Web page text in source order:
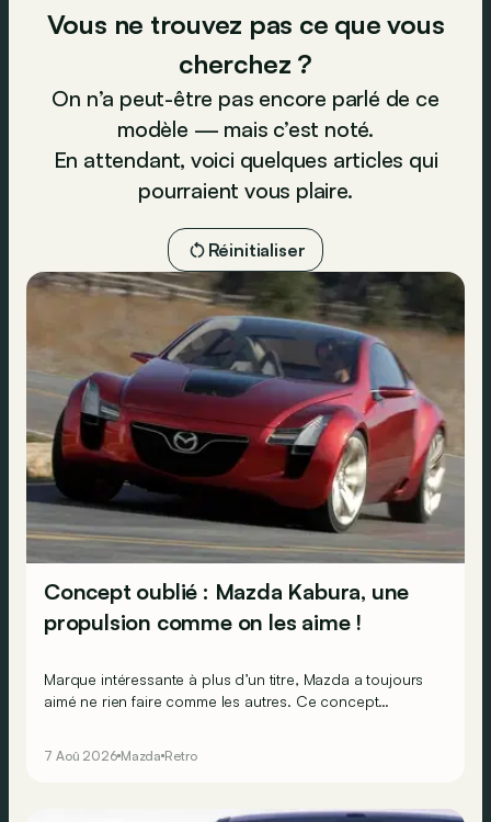
Vous ne trouvez pas ce que vous
cherchez ?
On n’a peut-être pas encore parlé de ce
modèle — mais c’est noté.
En attendant, voici quelques articles qui
pourraient vous plaire.
Réinitialiser
Concept oublié : Mazda Kabura, une
propulsion comme on les aime !
Marque intéressante à plus d’un titre, Mazda a toujours
aimé ne rien faire comme les autres. Ce concept
7 Aoû 2026 Mazda Retro